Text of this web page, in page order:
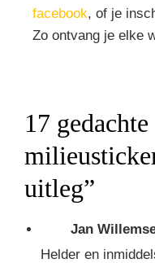
facebook, of je
Zo ontvang je elke
17
uitleg”
Jan
Helder en